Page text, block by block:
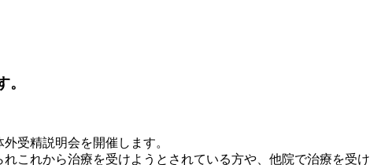
受精説明会を開催します。
これから治療を受けようとされている方や、他院で治療を受